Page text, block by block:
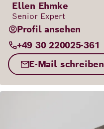
Ellen Ehmke
Senior Expert
Profil ansehen
+49 30 220025-361
E-Mail schreiben
Bild